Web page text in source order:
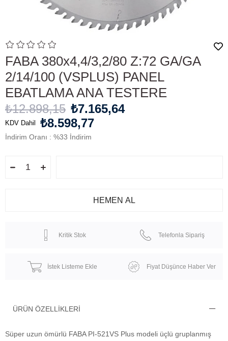
FABA 380x4,4/3,2/80 Z:72 GA/GA
2/14/100 (VSPLUS) PANEL
EBATLAMA ANA TESTERE
₺12.898,15 ₺7.165,64
KDV Dahil ₺8.598,77
İndirim Oranı : %33 İndirim
Kritik Stok Telefonla Sipariş
İstek Listeme Ekle Fiyat Düşünce Haber Ver
ÜRÜN ÖZELLIKLERI
Süper uzun ömürlü FABA PI-521VS Plus modeli üçlü gruplanmış